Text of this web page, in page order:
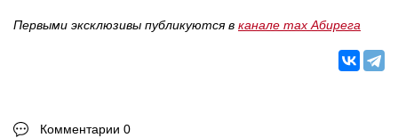
Первыми эксклюзивы публикуются в канале max Абирега
Комментарии 0